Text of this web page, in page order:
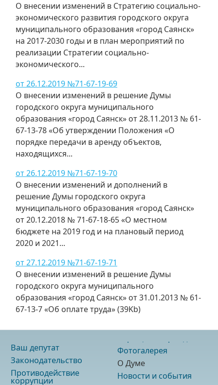
О внесении изменений в Стратегию социально-
экономического развития городского округа
муниципального образования «город Саянск»
на 2017-2030 годы и в план мероприятий по
реализации Стратегии социально-
экономического...
от 26.12.2019 №71-67-19-69
О внесении изменений в решение Думы
городского округа муниципального
образования «город Саянск» от 28.11.2013 № 61-
67-13-78 «Об утверждении Положения «О
порядке передачи в аренду объектов,
находящихся...
от 26.12.2019 №71-67-19-70
О внесении изменений и дополнений в
решение Думы городского округа
муниципального образования «город Саянск»
от 20.12.2018 № 71-67-18-65 «О местном
бюджете на 2019 год и на плановый период
2020 и 2021...
от 27.12.2019 №71-67-19-71
О внесении изменений в решение Думы
городского округа муниципального
образования «город Саянск» от 31.01.2013 № 61-
67-13-7 «Об оплате труда» (39Kb)
Ваш депутат
Законодательство
Противодействие
коррупции
Фотогалерея
О Думе
Новости и события